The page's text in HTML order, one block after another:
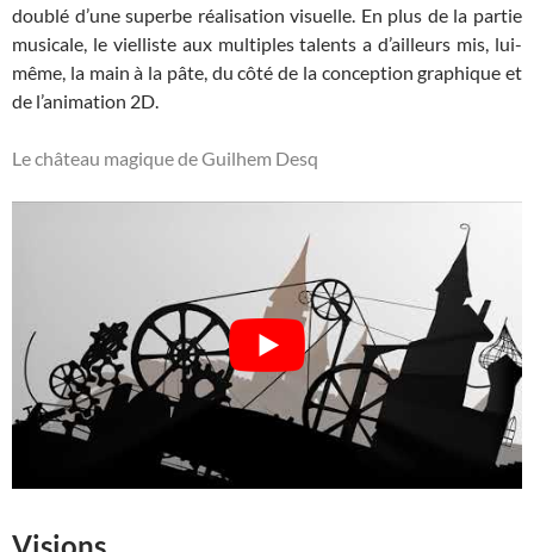
doublé d’une superbe réalisation visuelle. En plus de la partie
musicale, le vielliste aux multiples talents a d’ailleurs mis, lui-
même, la main à la pâte, du côté de la conception graphique et
de l’animation 2D.
Le château magique de Guilhem Desq